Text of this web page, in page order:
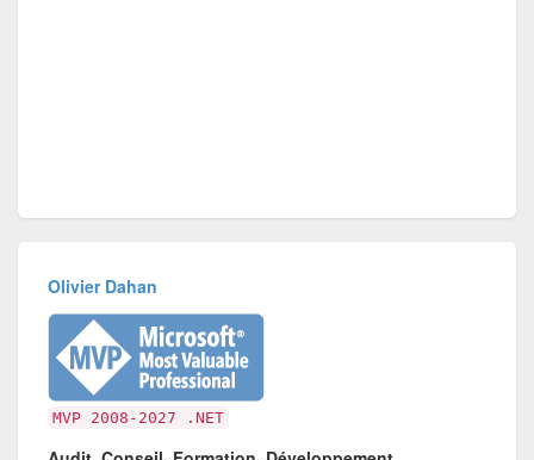
Olivier Dahan
MVP 2008-2027 .NET